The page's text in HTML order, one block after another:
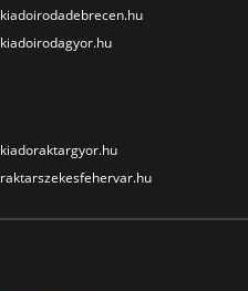
kiadoirodadebrecen.hu
kiadoirodagyor.hu
kiadoraktargyor.hu
raktarszekesfehervar.hu